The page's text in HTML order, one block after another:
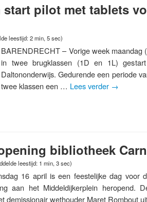
start pilot met tablets
leestijd: 2 min, 5 sec)
BARENDRECHT – Vorige week maandag
in twee brugklassen (1D en 1L)
Daltononderwijs. Gedurende een periode
twee klassen een … Lees verder →
bibliotheek
leestijd: 1 min, 3 sec)
16 april is een feestelijke dag voor
aan het Middeldijkerplein heropend.
demissionair wethouder Maret Rombout